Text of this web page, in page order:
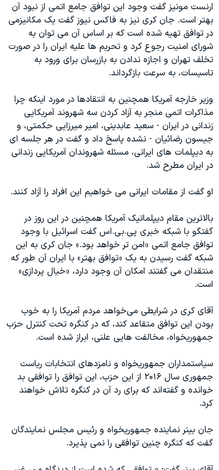
ارنست مونیز گفت وجود این توافق جامع اتمی از نبود آن
بهتر است. جان کری نیز به فاکس نیوز گفت یک مکانیزمی
در توافق تهیه شده است که بر اساس آن می توان به
شورای امنیت رجوع کرد و تحریم ها علیه ایران را در صورت
تخلف تهران و اجازه ندادن به بازرسان برای ورود به
تاسیسات، به سرعت بازگرداند.
وزیر خارجه آمریکا همچنین به انتقادها در مورد اینکه چرا
مذاکرات اتمی منجر به آزاد کردن سه شهروند آمریکایی
زندانی در ایران - سعید عابدینی، امیر میرزایی حکمتی، و
جیسون رضائیان - نشده پاسخ داد و گفت در هر جلسه ای
به دیپلمات های ایرانی، مسئله شهروندان آمریکایی زندانی
در ایران مطرح شد.
او گفت از مقامات ایرانی می خواهیم این افراد را آزاد کنند.
بالاترین مقام دیپلماتیک آمریکا همچنین در این روز در
گفتگو با شبکه خبری پی.بی.اس گفت اسرائیل با وجود
توافق جامع اتمی «امن تر خواهد بود.» جان کری به این
شبکه گفت رسیدن به یک «توافق بهتر» با ایران آن طور که
منتقدان می گفتند امکان آن وجود دارد، «خیال پردازی»
است.
آقای کری در شرایطی می‌خواهد مردم آمریکا را به خوب
بودن این توافق متقاعد کند، که در کنگره تحت کنترل حزب
جمهوریخواه، مخالفت هایی علنی، ابراز شده است.
سیاستمداران جمهوریخواه و نامزدهای انتخابات ریاست
جمهوری سال ۲۰۱۶ از این حزب، این توافق را توافقی بد
خوانده‌ و گفته‌اند که برای رد آن در کنگره تلاش خواهند
کرد.
جان بینر نماینده جمهوریخواه و رئیس مجلس نمایندگان
گفت که کنگره چنین توافقی را نمی پذیرد.